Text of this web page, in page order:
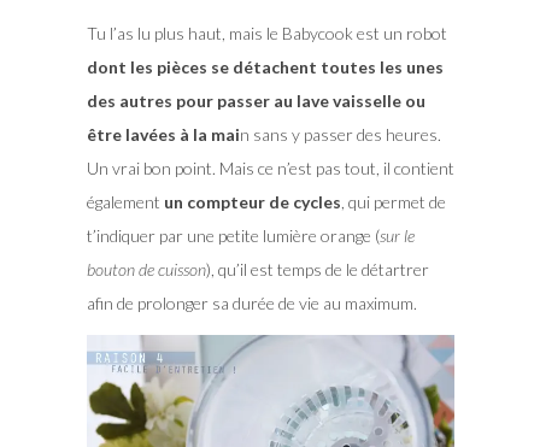
Tu l’as lu plus haut, mais le Babycook est un robot
dont les pièces se détachent toutes les unes
des autres pour passer au lave vaisselle ou
être lavées à la main sans y passer des heures.
Un vrai bon point. Mais ce n’est pas tout, il contient
également un compteur de cycles , qui permet de
t’indiquer par une petite lumière orange (sur le
bouton de cuisson), qu’il est temps de le détartrer
afin de prolonger sa durée de vie au maximum.